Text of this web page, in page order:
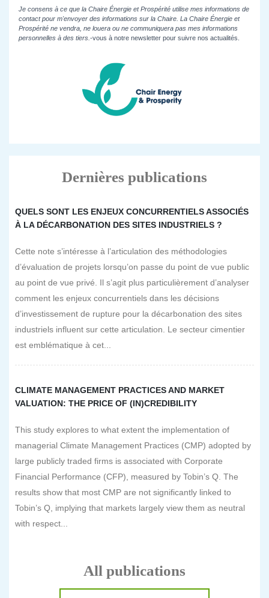
Je consens à ce que la Chaire Énergie et Prospérité utilise mes informations de
contact pour m'envoyer des informations sur la Chaire. La Chaire Énergie et
Prospérité ne vendra, ne louera ou ne communiquera pas mes informations
personnelles à des tiers. -vous à notre newsletter pour suivre nos actualités.
Dernières publications
QUELS SONT LES ENJEUX CONCURRENTIELS ASSOCIÉS
À LA DÉCARBONATION DES SITES INDUSTRIELS ?
Cette note s’intéresse à l’articulation des méthodologies
d’évaluation de projets lorsqu’on passe du point de vue public
au point de vue privé. Il s’agit plus particulièrement d’analyser
comment les enjeux concurrentiels dans les décisions
d’investissement de rupture pour la décarbonation des sites
industriels influent sur cette articulation. Le secteur cimentier
est emblématique à cet...
CLIMATE MANAGEMENT PRACTICES AND MARKET
VALUATION: THE PRICE OF (IN)CREDIBILITY
This study explores to what extent the implementation of
managerial Climate Management Practices (CMP) adopted by
large publicly traded firms is associated with Corporate
Financial Performance (CFP), measured by Tobin’s Q. The
results show that most CMP are not significantly linked to
Tobin’s Q, implying that markets largely view them as neutral
with respect...
All publications